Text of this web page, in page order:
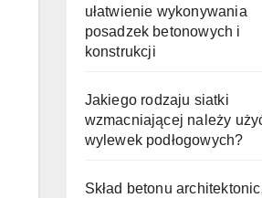
ułatwienie wykonywania
posadzek betonowych i
konstrukcji
Jakiego rodzaju siatki
wzmacniającej należy
wylewek podłogowych?
Skład betonu